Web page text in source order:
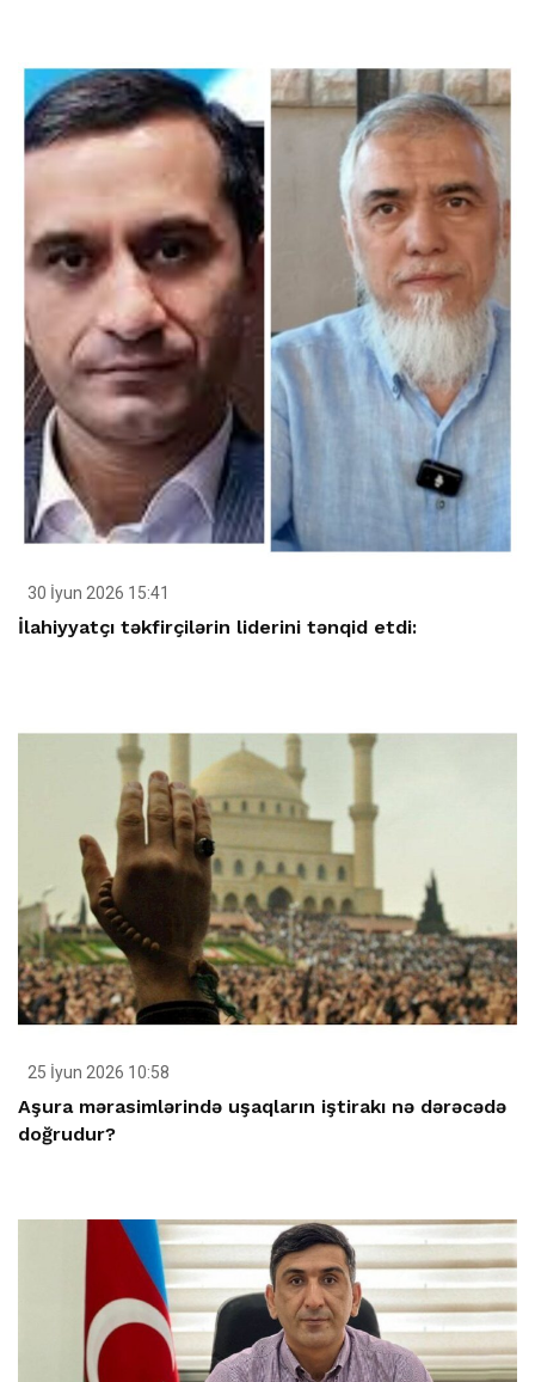
30 İyun 2026 15:41
İlahiyyatçı təkfirçilərin liderini tənqid etdi:
25 İyun 2026 10:58
Aşura mərasimlərində uşaqların iştirakı nə dərəcədə
doğrudur?